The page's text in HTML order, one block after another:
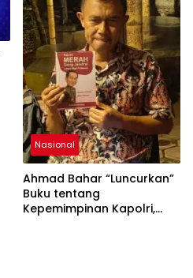
Nasional
Ahmad Bahar “Luncurkan”
Buku tentang
Kepemimpinan Kapolri,